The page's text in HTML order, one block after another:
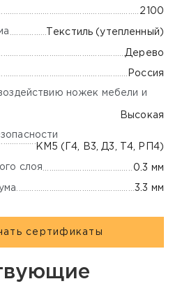
2100
Текстиль (утепленный)
Дерево
Россия
ножек мебели и
Высокая
КМ5 (Г4, В3, Д3, Т4, РП4)
слоя 0.3 мм
3.3 мм
сертификаты